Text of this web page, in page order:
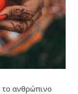
το ανθρώπινο